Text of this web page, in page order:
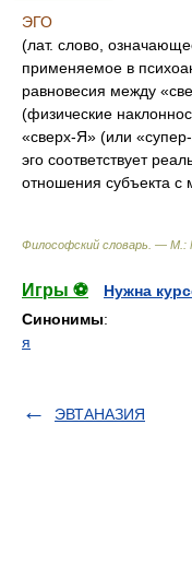
ЭГО
(лат. слово,
применяемое в
равновесия между
(физические
«сверх-Я» (или
эго соответствует
отношения субъекта
Философский словарь. —
Игры ⚽
Нужна
Синонимы:
я
ЭВТАНАЗИЯ